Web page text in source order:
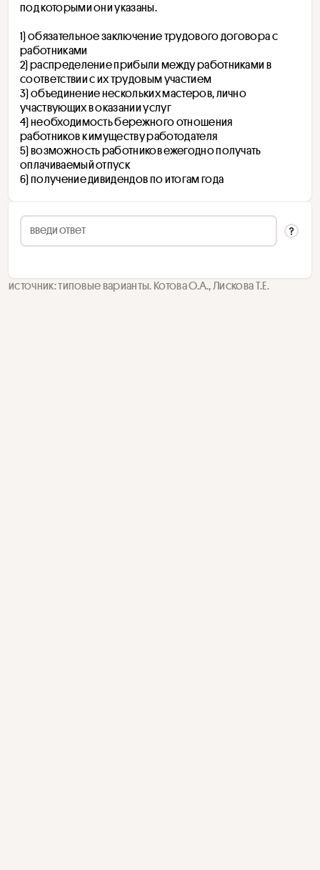
под которыми они указаны.
1) обязательное заключение трудового договора с
работниками
2) распределение прибыли между работниками в
соответствии с их трудовым участием
3) объединение нескольких мастеров, лично
участвующих в оказании услуг
4) необходимость бережного отношения
работников к имуществу работодателя
5) возможность работников ежегодно получать
оплачиваемый отпуск
6) получение дивидендов по итогам года
источник: типовые варианты. Котова О.А., Лискова Т.Е.